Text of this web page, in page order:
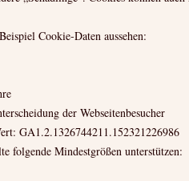
Cookie-Daten aussehen:
der Webseitenbesucher
GA1.2.1326744211.152321226986
folgende Mindestgrößen unterstützen: